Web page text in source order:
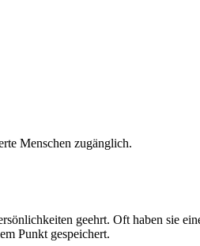
Menschen zugänglich.
geehrt. Oft haben sie
Punkt gespeichert.